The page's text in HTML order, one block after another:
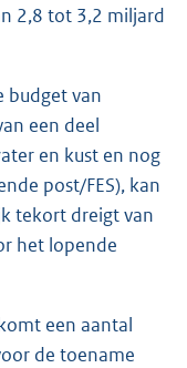
2,8 tot 3,2 miljard
budget van
een deel
en kust en nog
post/FES), kan
tekort dreigt van
het lopende
een aantal
de toename